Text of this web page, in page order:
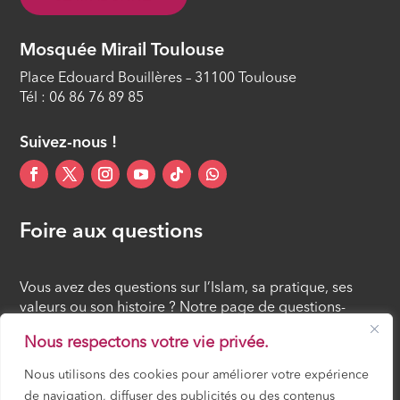
Nous respectons votre vie privée.
Nous utilisons des cookies pour améliorer votre expérience
de navigation, diffuser des publicités ou des contenus
Mosquée Mirail Toulouse
Place Edouard Bouillères – 31100 Toulouse
Tél : 06 86 76 89 85
Suivez-nous !
Foire aux questions
Vous avez des questions sur l’Islam, sa pratique, ses
valeurs ou son histoire ? Notre page de questions-
réponses rassemble des réponses claires et accessibles
à tous, croyants ou simples curieux.